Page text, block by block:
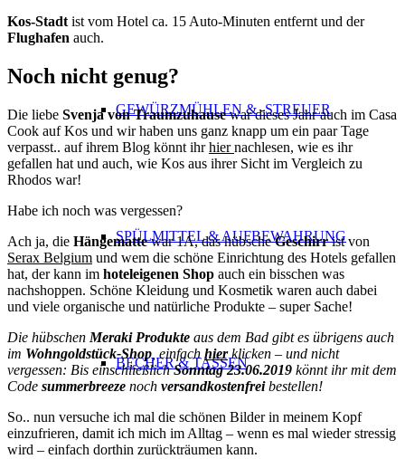
GEWÜRZMÜHLEN & -STREUER
SPÜLMITTEL & AUFBEWAHRUNG
BECHER & TASSEN
Kos-Stadt ist vom Hotel ca. 15 Auto-Minuten entfernt und der
Flughafen auch.
Noch nicht genug?
Die liebe Svenja von Traumzuhausewar dieses Jahr auch im Casa
Cook auf Kos und wir haben uns ganz knapp um ein paar Tage
verpasst.. auf ihrem Blog könnt ihrhier nachlesen, wie es ihr
gefallen hat und auch, wie Kos aus ihrer Sicht im Vergleich zu
Rhodos war!
Habe ich noch was vergessen?
Ach ja, die Hängemattewar 1A, das hübscheGeschirrist von
Serax Belgium und wem die schöne Einrichtung des Hotels gefallen
hat, der kann im hoteleigenen Shop auch ein bisschen was
nachshoppen. Schöne Kleidung und Kosmetik waren auch dabei
und viele organische und natürliche Produkte – super Sache!
Die hübschen Meraki Produkte aus dem Bad gibt es übrigens auch
im Wohngoldstück-Shop , einfach hierklicken – und nicht
vergessen: Bis einschließlichSonntag 23.06.2019 könnt ihr mit dem
Code summerbreeze noch versandkostenfreibestellen!
So.. nun versuche ich mal die schönen Bilder in meinem Kopf
einzufrieren, damit ich mich im Alltag – wenn es mal wieder stressig
wird – einfach dorthin zurückträumen kann.